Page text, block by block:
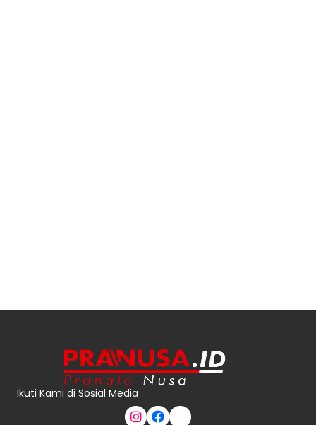
Ikuti Kami di Sosial Media